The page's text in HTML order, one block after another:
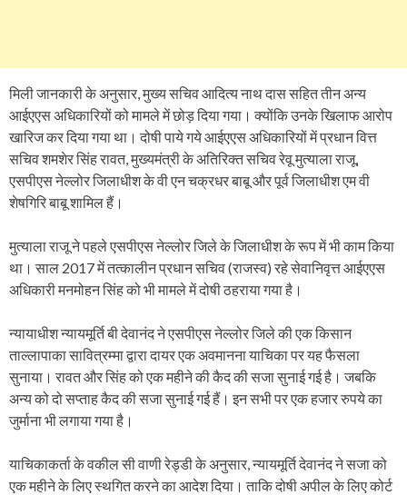
मिली जानकारी के अनुसार, मुख्य सचिव आदित्य नाथ दास सहित तीन अन्य
आईएएस अधिकारियों को मामले में छोड़ दिया गया। क्योंकि उनके खिलाफ आरोप
खारिज कर दिया गया था। दोषी पाये गये आईएएस अधिकारियों में प्रधान वित्त
सचिव शमशेर सिंह रावत, मुख्यमंत्री के अतिरिक्त सचिव रेवू मुत्याला राजू,
एसपीएस नेल्लोर जिलाधीश के वी एन चक्रधर बाबू और पूर्व जिलाधीश एम वी
शेषगिरि बाबू शामिल हैं।
मुत्याला राजू ने पहले एसपीएस नेल्लोर जिले के जिलाधीश के रूप में भी काम किया
था। साल 2017 में तत्कालीन प्रधान सचिव (राजस्व) रहे सेवानिवृत्त आईएएस
अधिकारी मनमोहन सिंह को भी मामले में दोषी ठहराया गया है।
न्यायाधीश न्यायमूर्ति बी देवानंद ने एसपीएस नेल्लोर जिले की एक किसान
ताल्लापाका सावित्रम्मा द्वारा दायर एक अवमानना ​​याचिका पर यह फैसला
सुनाया। रावत और सिंह को एक महीने की कैद की सजा सुनाई गई है। जबकि
अन्य को दो सप्ताह कैद की सजा सुनाई गई हैं। इन सभी पर एक हजार रुपये का
जुर्माना भी लगाया गया है।
याचिकाकर्ता के वकील सी वाणी रेड्डी के अनुसार, न्यायमूर्ति देवानंद ने सजा को
एक महीने के लिए स्थगित करने का आदेश दिया। ताकि दोषी अपील के लिए कोर्ट